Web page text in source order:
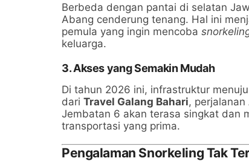
Berbeda dengan pantai di selatan
Abang cenderung tenang. Hal ini
pemula yang ingin mencoba
keluarga.
3. Akses yang Semakin Mudah
Di tahun 2026 ini, infrastruktur
dari Travel Galang Bahari,
Jembatan 6 akan terasa singkat dan
transportasi yang prima.
Pengalaman Snorkeling Tak